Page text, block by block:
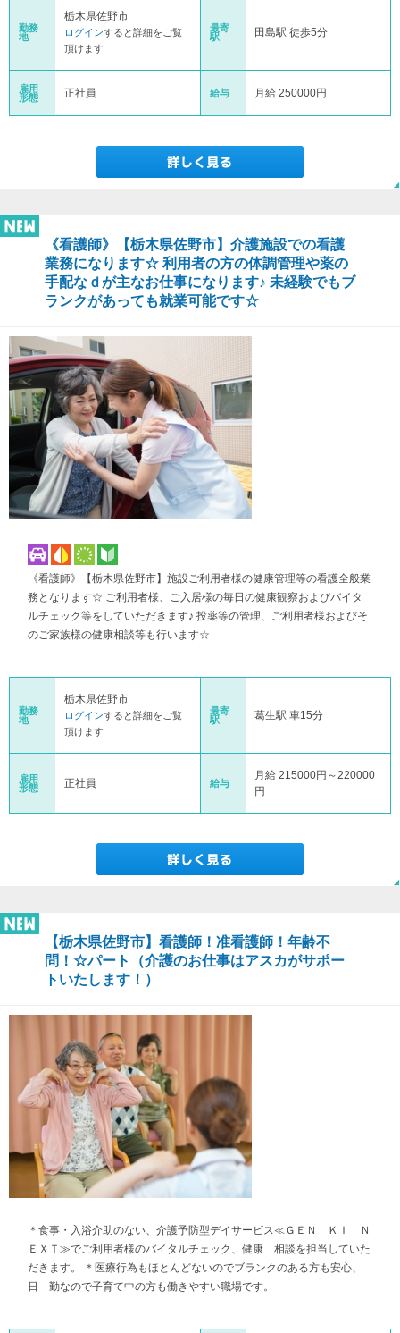
勤務
地
栃木県佐野市
ログインすると詳細をご覧
頂けます
最寄
駅
田島駅 徒歩5分
雇用
形態
正社員 給与 月給 250000円
《看護師》【栃木県佐野市】介護施設での看護
業務になります☆ 利用者の方の体調管理や薬の
手配なｄが主なお仕事になります♪ 未経験でもブ
ランクがあっても就業可能です☆
《看護師》【栃木県佐野市】施設ご利用者様の健康管理等の看護全般業
務となります☆ ご利用者様、ご入居様の毎日の健康観察およびバイタ
ルチェック等をしていただきます♪ 投薬等の管理、ご利用者様およびそ
のご家族様の健康相談等も行います☆
勤務
地
栃木県佐野市
ログインすると詳細をご覧
頂けます
最寄
駅
葛生駅 車15分
雇用
形態
正社員 給与
月給 215000円～220000
円
【栃木県佐野市】看護師！准看護師！年齢不
問！☆パート（介護のお仕事はアスカがサポー
トいたします！）
＊食事・入浴介助のない、介護予防型デイサービス≪ＧＥＮ ＫＩ Ｎ
ＥＸＴ≫でご利用者様のバイタルチェック、健康 相談を担当していた
だきます。 ＊医療行為もほとんどないのでブランクのある方も安心、
日 勤なので子育て中の方も働きやすい職場です。